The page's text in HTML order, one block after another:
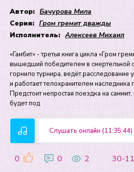
Автор: Бачурова Мила
Серия: Гром гремит дважды
Исполнитель: Алексеев Михаил
«Гамбит» - третья книга цикла «Гром
вышедший победителем в смертельной
горнило турнира, ведёт расследование
и работает телохранителем
Предстоит непростая поездка на
будет под
Слушать онлайн (11:35:44)
0 0 2 30-